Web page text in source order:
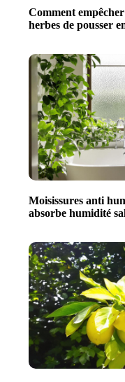
Comment
herbes de pousser
Moisissures anti
absorbe humidité